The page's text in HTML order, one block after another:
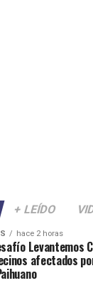
+ LEÍDO
hace 2 horas
Levantemos
afectados